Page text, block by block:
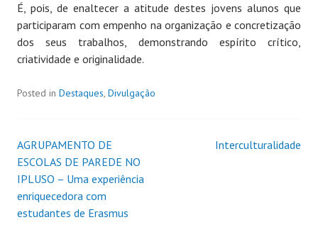
É, pois, de enaltecer a atitude destes jovens alunos que
participaram com empenho na organização e concretização
dos seus trabalhos, demonstrando espírito crítico,
criatividade e originalidade.
Posted in Destaques, Divulgação
AGRUPAMENTO DE
ESCOLAS DE PAREDE NO
IPLUSO – Uma experiência
enriquecedora com
estudantes de Erasmus
Interculturalidade